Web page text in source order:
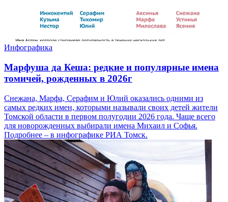
Инфографика
Марфуша да Кеша: редкие и популярные имена
томичей, рожденных в 2026г
Снежана, Марфа, Серафим и Юлий оказались одними из
самых редких имен, которыми называли своих детей жители
Томской области в первом полугодии 2026 года. Чаще всего
для новорожденных выбирали имена Михаил и Софья.
Подробнее – в инфографике РИА Томск.